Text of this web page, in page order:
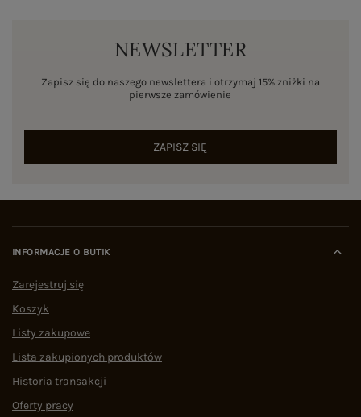
NEWSLETTER
Zapisz się do naszego newslettera i otrzymaj 15% zniżki na
pierwsze zamówienie
ZAPISZ SIĘ
INFORMACJE O BUTIK
Zarejestruj się
Koszyk
Listy zakupowe
Lista zakupionych produktów
Historia transakcji
Oferty pracy